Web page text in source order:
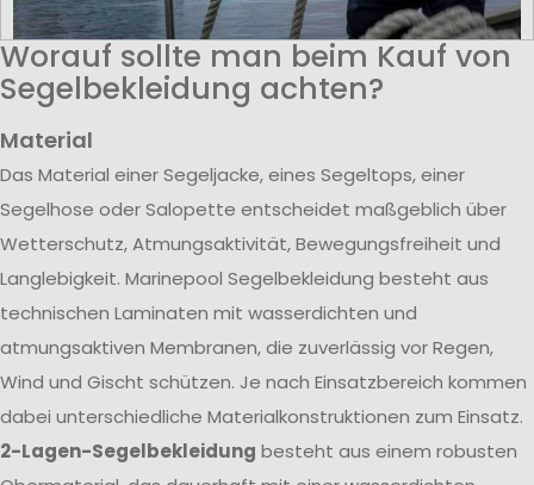
Worauf sollte man beim Kauf von
Segelbekleidung achten?
Material
Das Material einer Segeljacke, eines Segeltops, einer
Segelhose oder Salopette entscheidet maßgeblich über
Wetterschutz, Atmungsaktivität, Bewegungsfreiheit und
Langlebigkeit. Marinepool Segelbekleidung besteht aus
technischen Laminaten mit wasserdichten und
atmungsaktiven Membranen, die zuverlässig vor Regen,
Wind und Gischt schützen. Je nach Einsatzbereich kommen
dabei unterschiedliche Materialkonstruktionen zum Einsatz.
2-Lagen-Segelbekleidung besteht aus einem robusten